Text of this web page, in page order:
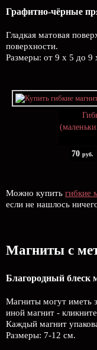
Графитно-чёрные
Гладкая матовая
поверхности.
Размеры: от 9 х 5 до 9
70 руб.
Можно купить гибкие
если не нашлось
Магниты с
Благородный блеск
Магниты могут иметь
иной магнит -
Каждый магнит
Размеры: 7-12 см.